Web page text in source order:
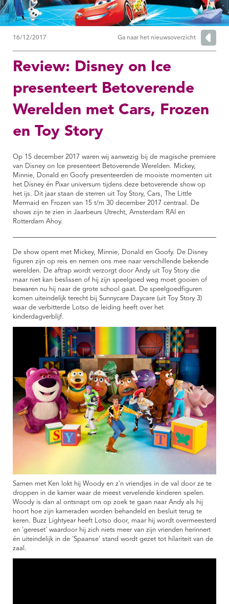
16/12/2017 Ga naar het nieuwsoverzicht
Review: Disney on Ice
presenteert Betoverende
Werelden met Cars, Frozen
en Toy Story
Op 15 december 2017 waren wij aanwezig bij de magische premiere
van Disney on Ice presenteert Betoverende Werelden. Mickey,
Minnie, Donald en Goofy presenteerden de mooiste momenten uit
het Disney én Pixar universum tijdens deze betoverende show op
het ijs. Dit jaar staan de sterren uit Toy Story, Cars, The Little
Mermaid en Frozen van 15 t/m 30 december 2017 centraal. De
shows zijn te zien in Jaarbeurs Utrecht, Amsterdam RAI en
Rotterdam Ahoy.
De show opent met Mickey, Minnie, Donald en Goofy. De Disney
figuren zijn op reis en nemen ons mee naar verschillende bekende
werelden. De aftrap wordt verzorgt door Andy uit Toy Story die
maar niet kan beslissen of hij zijn speelgoed weg moet gooien of
bewaren nu hij naar de grote school gaat. De speelgoedfiguren
komen uiteindelijk terecht bij Sunnycare Daycare (uit Toy Story 3)
waar de verbitterde Lotso de leiding heeft over het
kinderdagverblijf.
Samen met Ken lokt hij Woody en z'n vriendjes in de val door ze te
droppen in de kamer waar de meest vervelende kinderen spelen.
Woody is dan al ontsnapt om op zoek te gaan naar Andy als hij
hoort hoe zijn kameraden worden behandeld en besluit terug te
keren. Buzz Lightyear heeft Lotso door, maar hij wordt overmeesterd
en 'gereset' waardoor hij zich niets meer van zijn vrienden herinnert
én uiteindelijk in de 'Spaanse' stand wordt gezet tot hilariteit van de
zaal.